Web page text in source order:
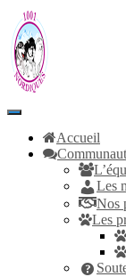
Toggle
NavigationAccueil
Les
Nos
Les